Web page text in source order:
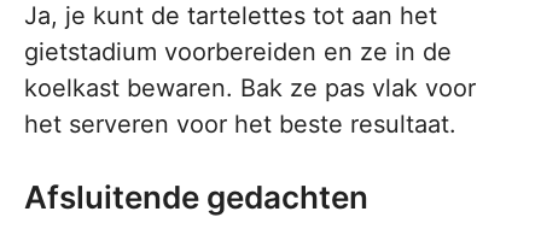
Ja, je kunt de tartelettes tot aan het
gietstadium voorbereiden en ze in de
koelkast bewaren. Bak ze pas vlak voor
het serveren voor het beste resultaat.
Afsluitende gedachten